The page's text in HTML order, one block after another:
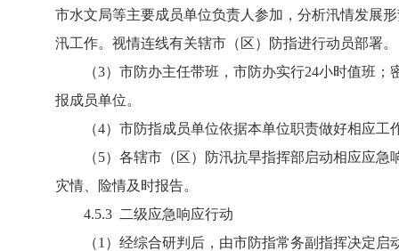
市水文局等主要成员单位负责人参加，分析汛情发展
汛工作。视情连线有关辖市（区）防指进行动员部署。
（3）市防办主任带班，市防办实行24小时值班；
报成员单位。
（4）市防指成员单位依据本单位职责做好相应工
（5）各辖市（区）防汛抗旱指挥部启动相应应急
灾情、险情及时报告。
4.5.3 二级应急响应行动
（1）经综合研判后，由市防指常务副指挥决定启